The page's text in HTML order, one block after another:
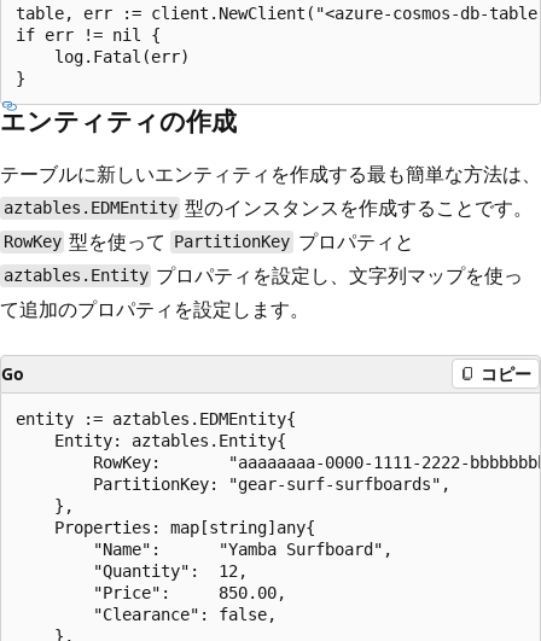
table, err := client.NewClient("<azure-cosmos-db-table-
if err != nil {
    log.Fatal(err)
エンティティの作成
テーブルに新しいエンティティを作成する最も簡単な方法は、
aztables.EDMEntity 型のインスタンスを作成することです。
RowKey 型を使って PartitionKey プロパティと
aztables.Entity プロパティを設定し、文字列マップを使っ
て追加のプロパティを設定します。
Go コピー
entity := aztables.EDMEntity{
    Entity: aztables.Entity{
RowKey:       "aaaaaaaa-0000-1111-2222-
        PartitionKey: "gear-surf-surfboards",
    },
    Properties: map[string]any{
        "Name":      "Yamba Surfboard",
        "Quantity":  12,
        "Price":     850.00,
        "Clearance": false,
    },